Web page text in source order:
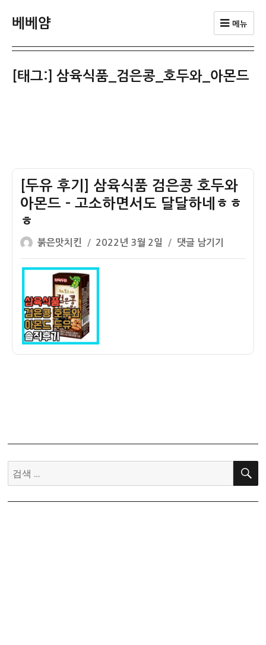
베베얌 메뉴
[태그:]삼육식품_검은콩_호두와_아몬드
[두유 후기] 삼육식품 검은콩 호두와
아몬드 – 고소하면서도 달달하네ㅎㅎ
ㅎ
글
쓴
이
붉은맛치킨
작
성
일
2022년 3월 2일
[두
유
댓글 남기기
검
색:
검